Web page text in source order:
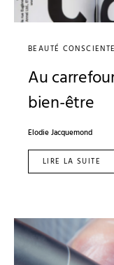
BEAUTÉ CONSCIENTE
Au
bien-être
Elodie Jacquemond
LIRE LA SUITE